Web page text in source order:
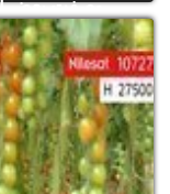
وصفت بعض